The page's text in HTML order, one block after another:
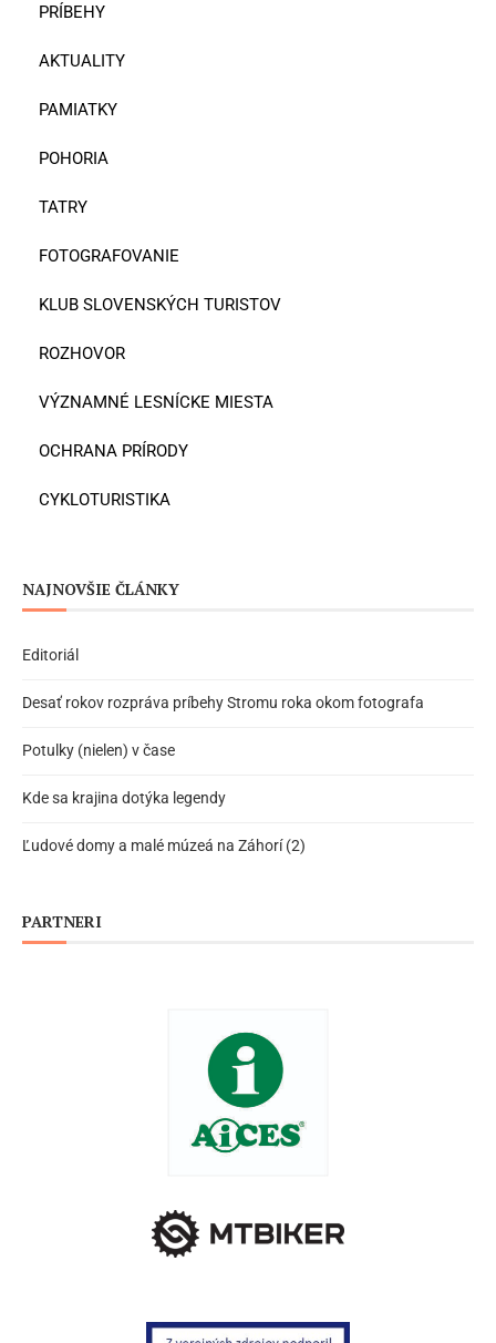
PRÍBEHY
AKTUALITY
PAMIATKY
POHORIA
TATRY
FOTOGRAFOVANIE
KLUB SLOVENSKÝCH TURISTOV
ROZHOVOR
VÝZNAMNÉ LESNÍCKE MIESTA
OCHRANA PRÍRODY
CYKLOTURISTIKA
NAJNOVŠIE ČLÁNKY
Editoriál
Desať rokov rozpráva príbehy Stromu roka okom fotografa
Potulky (nielen) v čase
Kde sa krajina dotýka legendy
Ľudové domy a malé múzeá na Záhorí (2)
PARTNERI